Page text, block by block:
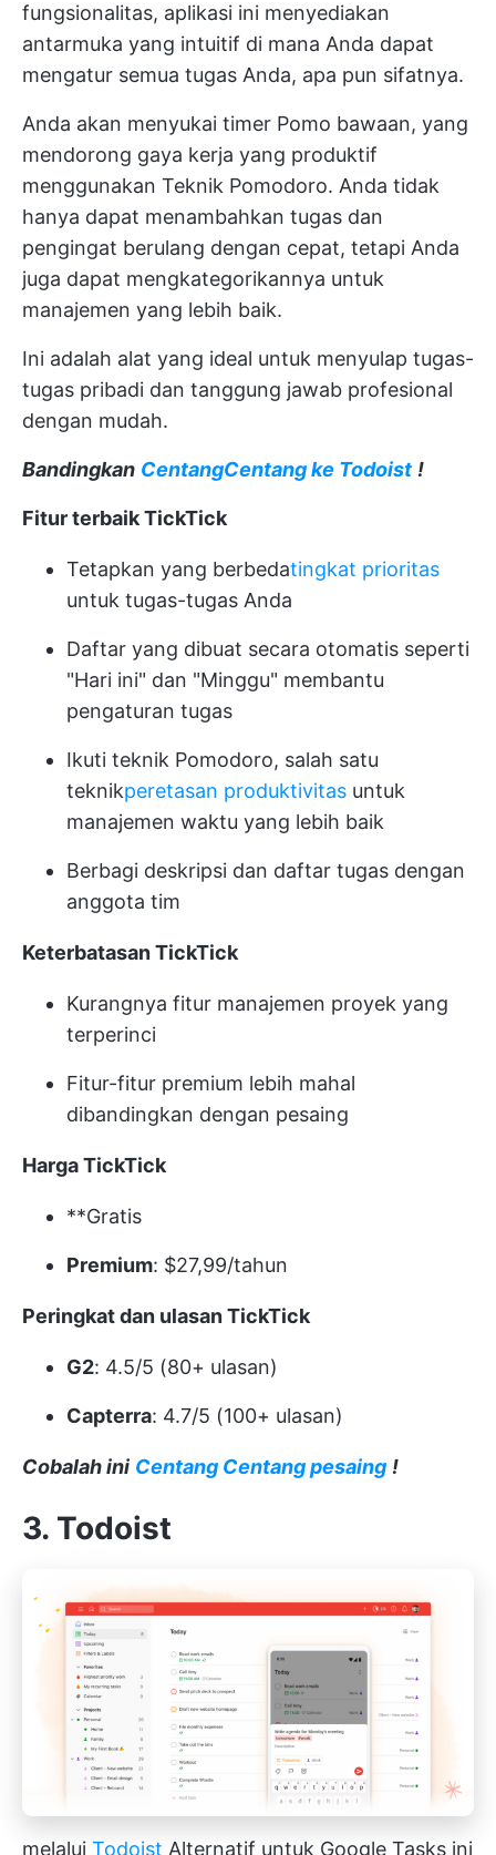
fungsionalitas, aplikasi ini menyediakan
antarmuka yang intuitif di mana Anda dapat
mengatur semua tugas Anda, apa pun sifatnya.
Anda akan menyukai timer Pomo bawaan, yang
mendorong gaya kerja yang produktif
menggunakan Teknik Pomodoro. Anda tidak
hanya dapat menambahkan tugas dan
pengingat berulang dengan cepat, tetapi Anda
juga dapat mengkategorikannya untuk
manajemen yang lebih baik.
Ini adalah alat yang ideal untuk menyulap tugas-
tugas pribadi dan tanggung jawab profesional
dengan mudah.
Bandingkan CentangCentang ke Todoist !
Fitur terbaik TickTick
Tetapkan yang berbedatingkat prioritas
untuk tugas-tugas Anda
Daftar yang dibuat secara otomatis seperti
"Hari ini" dan "Minggu" membantu
pengaturan tugas
Ikuti teknik Pomodoro, salah satu
teknikperetasan produktivitas untuk
manajemen waktu yang lebih baik
Berbagi deskripsi dan daftar tugas dengan
anggota tim
Keterbatasan TickTick
Kurangnya fitur manajemen proyek yang
terperinci
Fitur-fitur premium lebih mahal
dibandingkan dengan pesaing
Harga TickTick
**Gratis
Premium: $27,99/tahun
Peringkat dan ulasan TickTick
G2: 4.5/5 (80+ ulasan)
Capterra: 4.7/5 (100+ ulasan)
Cobalah ini Centang Centang pesaing !
3. Todoist
melalui Todoist Alternatif untuk Google Tasks ini